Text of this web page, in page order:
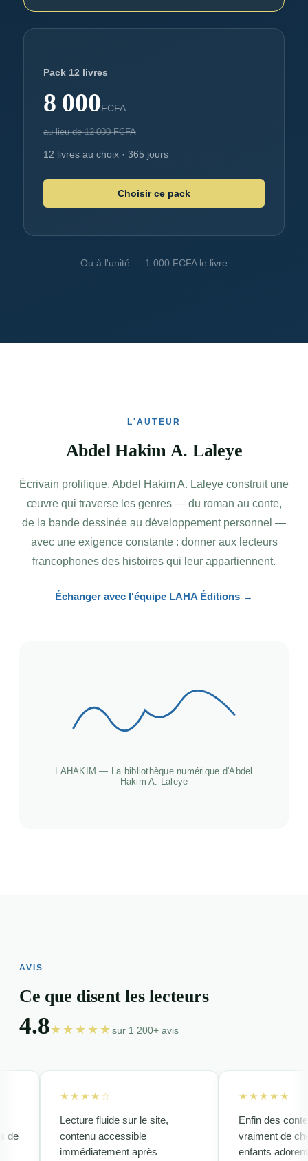
Pack 12 livres
8 000FCFA
au lieu de12 000FCFA
12 livres au choix · 365 jours
Choisir ce pack
Ou à l'unité — 1 000 FCFA le livre
L'AUTEUR
Abdel Hakim A. Laleye
Écrivain prolifique, Abdel Hakim A. Laleye construit une
œuvre qui traverse les genres — du roman au conte,
de la bande dessinée au développement personnel —
avec une exigence constante : donner aux lecteurs
francophones des histoires qui leur appartiennent.
Échanger avec l'équipe LAHA Éditions →
LAHAKIM — La bibliothèque numérique d'Abdel
Hakim A. Laleye
AVIS
Ce que disent les lecteurs
4.8★★★★★ sur 1 200+ avis
★★★★☆
Lecture fluide sur le site,
contenu accessible
immédiatement après
★★★★★
Enfin des contes qui
vraiment de chez
enfants adorent.